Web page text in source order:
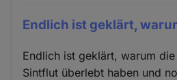
Endlich ist geklärt,
Endlich ist geklärt, warum
Sintflut überlebt haben und